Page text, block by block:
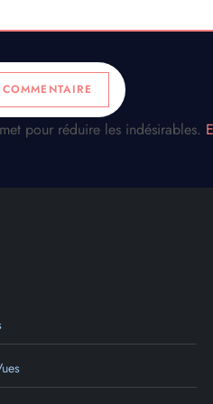
pour réduire les indésirables.